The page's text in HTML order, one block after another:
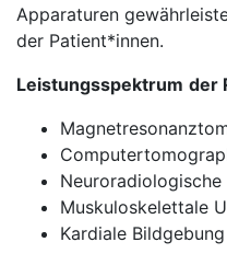
Apparaturen
der Patient*innen.
Leistungsspektrum der
Neuroradiologische
Muskuloskelettale
Kardiale Bildgebung